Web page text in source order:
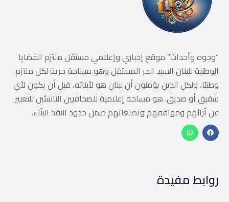
“وجوه وأحداث” موقع إخباري وإعلامي مستقل ملتزم القضايا
الوطنية للبنان السيد الحر المستقل وهو مساحة حرية لكل ملتزم
وطنيًا، ولكل الذين يؤمنون أن لبنان هو لأبنائه، قبل أن يكون لأي
شقيق أو صديق. هو مساحة إعلامية للصحافيين الناشئين للتعبير
عن آرائهم ومواقفهم وتطلعاتهم ضمن حدود النقد البنّاء.
روابط مفيدة